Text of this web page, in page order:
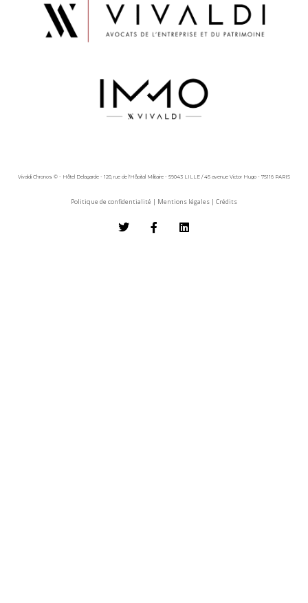
Vivaldi Chronos © - Hôtel Delagarde - 120, rue de l'Hôpital Militaire - 59043 LILLE / 45 avenue Victor Hugo - 75116 PARIS
Politique de confidentialité | Mentions légales | Crédits